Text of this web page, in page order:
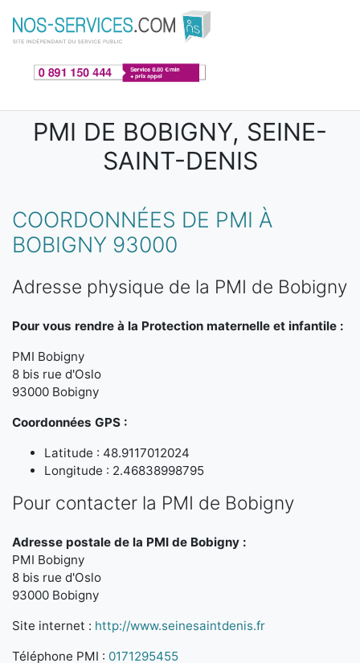
Aller au contenu principal
PMI DE BOBIGNY, SEINE-
SAINT-DENIS
COORDONNÉES DE PMI À
BOBIGNY 93000
Adresse physique de la PMI de Bobigny
Pour vous rendre à la Protection maternelle et infantile :
PMI Bobigny
8 bis rue d'Oslo
93000 Bobigny
Coordonnées GPS :
Latitude : 48.9117012024
Longitude : 2.46838998795
Pour contacter la PMI de Bobigny
Adresse postale de la PMI de Bobigny :
PMI Bobigny
8 bis rue d'Oslo
93000 Bobigny
Site internet : http://www.seinesaintdenis.fr
Téléphone PMI : 0171295455